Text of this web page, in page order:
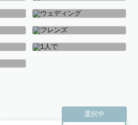
ニューボーン
ウェディング
フレンズ
選択中